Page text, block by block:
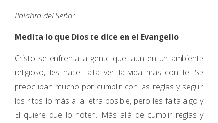
Palabra del Señor.
Medita lo que Dios te dice en el Evangelio
Cristo se enfrenta a gente que, aun en un ambiente
religioso, les hace falta ver la vida más con fe. Se
preocupan mucho por cumplir con las reglas y seguir
los ritos lo más a la letra posible, pero les falta algo y
Él quiere que lo noten. Más allá de cumplir reglas y